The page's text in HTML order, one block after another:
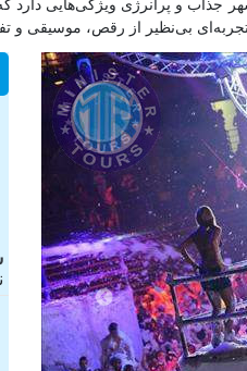
جذاب و پرانرژی ویژگی‌هایی
بی‌نظیر از رقص، موسیقی و